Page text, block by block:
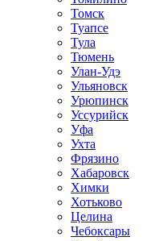
Томск
Туапсе
Тула
Тюмень
Улан-Удэ
Ульяновск
Урюпинск
Уссурийск
Уфа
Ухта
Фрязино
Хабаровск
Химки
Хотьково
Целина
Чебоксары